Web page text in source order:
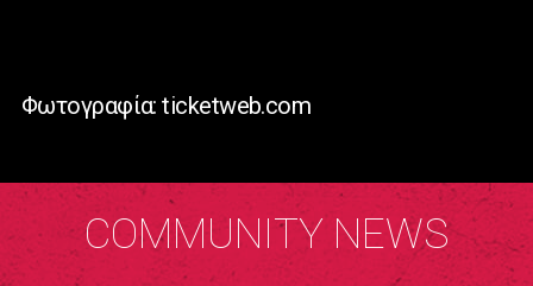
Φωτογραφία: ticketweb.com
COMMUNITY NEWS